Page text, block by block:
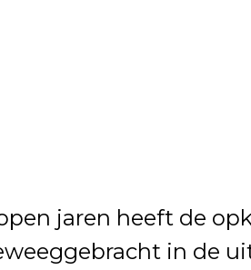
jaren heeft de
in de